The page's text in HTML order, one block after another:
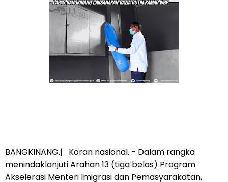
BANGKINANG.| Koran nasional. - Dalam rangka
menindaklanjuti Arahan 13 (tiga belas) Program
Akselerasi Menteri Imigrasi dan Pemasyarakatan,